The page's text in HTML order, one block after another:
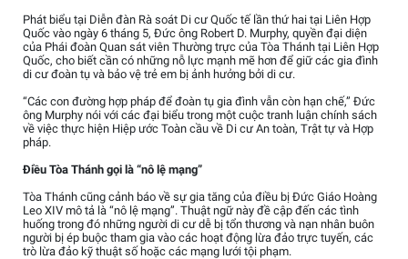
Phát biểu tại Diễn đàn Rà soát Di cư Quốc tế lần thứ hai tại Liên Hợp
Quốc vào ngày 6 tháng 5, Đức ông Robert D. Murphy, quyền đại diện
của Phái đoàn Quan sát viên Thường trực của Tòa Thánh tại Liên Hợp
Quốc, cho biết cần có những nỗ lực mạnh mẽ hơn để giữ các gia đình
di cư đoàn tụ và bảo vệ trẻ em bị ảnh hưởng bởi di cư.
“Các con đường hợp pháp để đoàn tụ gia đình vẫn còn hạn chế,” Đức
ông Murphy nói với các đại biểu trong một cuộc tranh luận chính sách
về việc thực hiện Hiệp ước Toàn cầu về Di cư An toàn, Trật tự và Hợp
pháp.
Điều Tòa Thánh gọi là “nô lệ mạng”
Tòa Thánh cũng cảnh báo về sự gia tăng của điều bị Đức Giáo Hoàng
Leo XIV mô tả là “nô lệ mạng”. Thuật ngữ này đề cập đến các tình
huống trong đó những người di cư dễ bị tổn thương và nạn nhân buôn
người bị ép buộc tham gia vào các hoạt động lừa đảo trực tuyến, các
trò lừa đảo kỹ thuật số hoặc các mạng lưới tội phạm.